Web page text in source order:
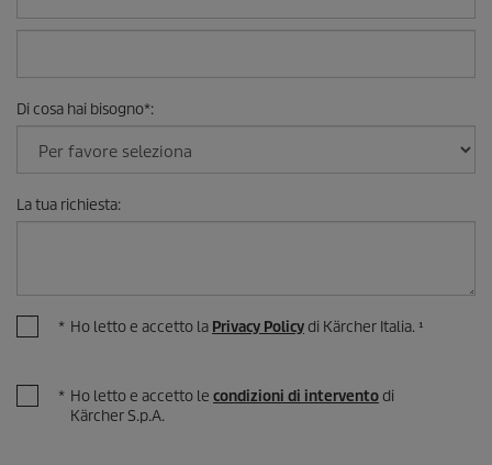
Di cosa hai bisogno*:
La tua richiesta:
* Ho letto e accetto la Privacy Policydi Kärcher Italia. ¹
* Ho letto e accetto le condizioni di interventodi
Kärcher S.p.A.